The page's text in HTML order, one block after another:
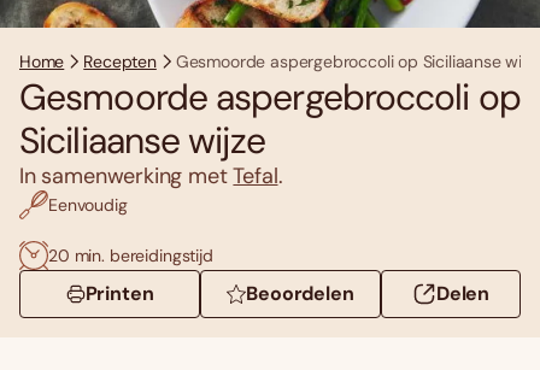
Home Recepten Gesmoorde aspergebroccoli op Siciliaanse
Gesmoorde aspergebroccoli op
Siciliaanse wijze
In samenwerking metTefal.
Eenvoudig
20 min. bereidingstijd
Printen Beoordelen Delen